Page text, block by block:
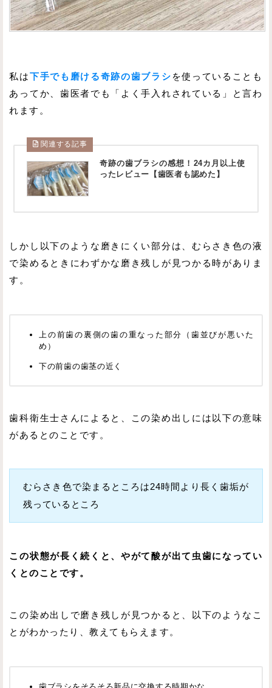
私は下手でも磨ける奇跡の歯ブラシ を使っていることも
あってか、歯医者でも「よく手入れされている」と言わ
れます。
関連する記事
奇跡の歯ブラシの感想！24カ月以上使
ったレビュー【歯医者も認めた】
しかし以下のような磨きにくい部分は、むらさき色の液
で染めるときにわずかな磨き残しが見つかる時がありま
す。
上の前歯の裏側の歯の重なった部分（歯並びが悪いた
め）
下の前歯の歯茎の近く
歯科衛生士さんによると、この染め出しには以下の意味
があるとのことです。
むらさき色で染まるところは24時間より長く歯垢が
残っているところ
この状態が長く続くと、やがて酸が出て虫歯になってい
くとのことです。
この染め出しで磨き残しが見つかると、以下のようなこ
とがわかったり、教えてもらえます。